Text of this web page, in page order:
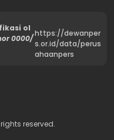
ol
0000/
https://dewanper
s.or.id/data/perus
ahaanpers
reserved.